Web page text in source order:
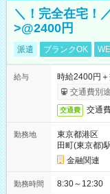
＼！完全在宅！
>@2400円
派遣 ブランクOK
給与
時給2400円
交通費別
交通費 交通
勤務地
東京都港区
田町(東京都)
金融関連
勤務時間 8:30～12:30